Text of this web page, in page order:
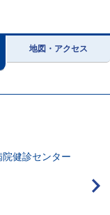
地図・アクセス